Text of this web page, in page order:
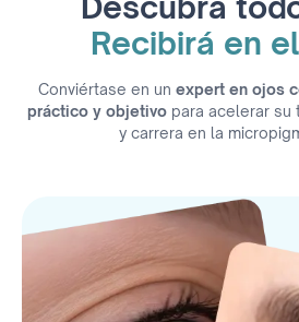
Recibirá en
Conviértase en un expert en ojos
práctico y objetivopara acelerar su
y carrera en la